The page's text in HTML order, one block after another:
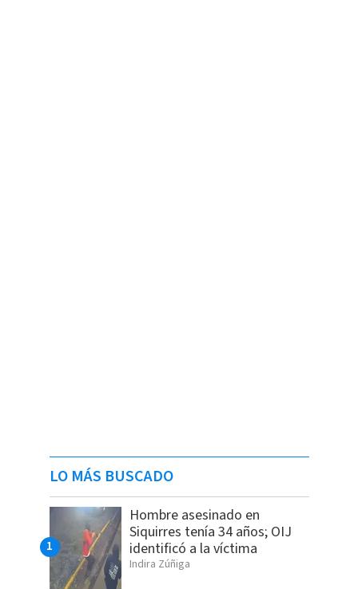
LO MÁS BUSCADO
Hombre asesinado en
Siquirres tenía 34 años; OIJ
identificó a la víctima
Indira Zúñiga